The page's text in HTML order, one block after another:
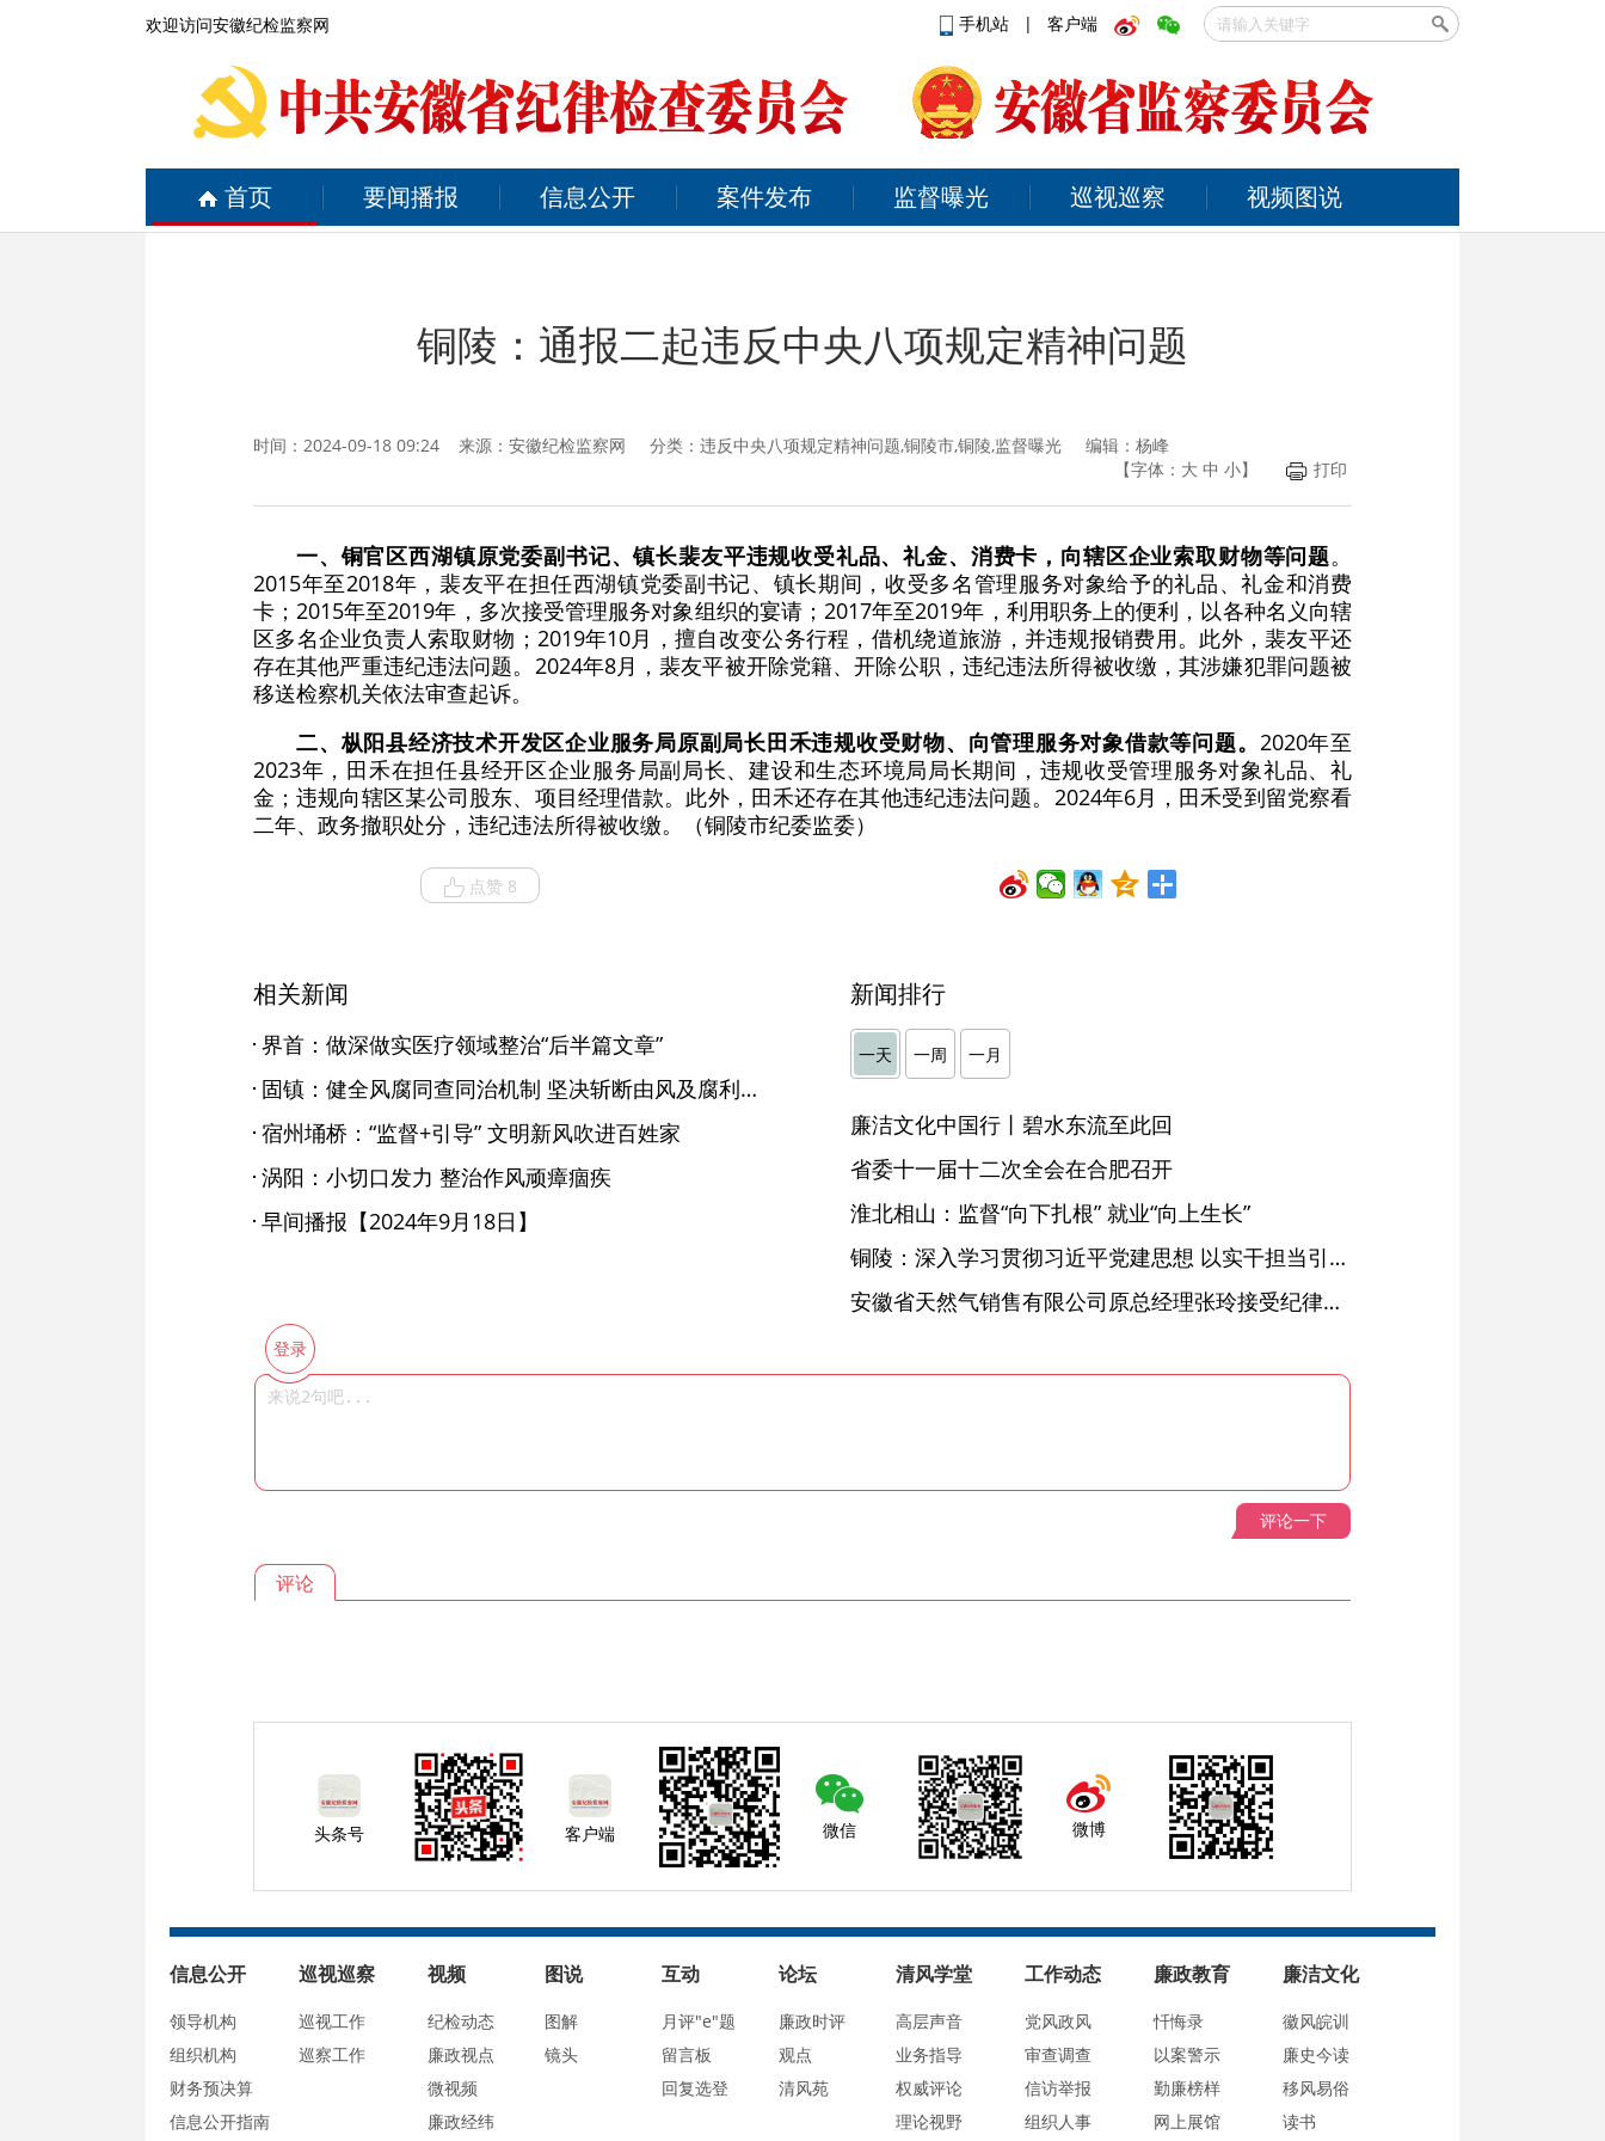
欢迎访问安徽纪检监察网 手机站 | 客户端
首页 要闻播报 信息公开 案件发布 监督曝光 巡视巡察 视频图说
铜陵：通报二起违反中央八项规定精神问题
时间：2024-09-18 09:24 来源： 安徽纪检监察网 分类：违反中央八项规定精神问题,铜陵市,铜陵,监督曝光 编辑：杨峰
【字体： 大 中 小】 打印
一、铜官区西湖镇原党委副书记、镇长裴友平违规收受礼品、礼金、消费卡，向辖区企业索取财物等问题。
2015年至2018年，裴友平在担任西湖镇党委副书记、镇长期间，收受多名管理服务对象给予的礼品、礼金和消费
卡；2015年至2019年，多次接受管理服务对象组织的宴请；2017年至2019年，利用职务上的便利，以各种名义向辖
区多名企业负责人索取财物；2019年10月，擅自改变公务行程，借机绕道旅游，并违规报销费用。此外，裴友平还
存在其他严重违纪违法问题。2024年8月，裴友平被开除党籍、开除公职，违纪违法所得被收缴，其涉嫌犯罪问题被
移送检察机关依法审查起诉。
二、枞阳县经济技术开发区企业服务局原副局长田禾违规收受财物、向管理服务对象借款等问题。 2020年至
2023年，田禾在担任县经开区企业服务局副局长、建设和生态环境局局长期间，违规收受管理服务对象礼品、礼
金；违规向辖区某公司股东、项目经理借款。此外，田禾还存在其他违纪违法问题。2024年6月，田禾受到留党察看
二年、政务撤职处分，违纪违法所得被收缴。（铜陵市纪委监委）
点赞 8
相关新闻
界首：做深做实医疗领域整治“后半篇文章”
固镇：健全风腐同查同治机制 坚决斩断由风及腐利益链
宿州埇桥：“监督+引导” 文明新风吹进百姓家
涡阳：小切口发力 整治作风顽瘴痼疾
早间播报【2024年9月18日】
新闻排行
一天 一周 一月
廉洁文化中国行丨碧水东流至此回
省委十一届十二次全会在合肥召开
淮北相山：监督“向下扎根” 就业“向上生长”
铜陵：深入学习贯彻习近平党建思想 以实干担当引领纪检监察工作高质量发展
安徽省天然气销售有限公司原总经理张玲接受纪律审查和监察调查
登录
评论一下
评论
头条号 客户端 微信 微博
信息公开
领导机构
组织机构
财务预决算
信息公开指南
巡视巡察
巡视工作
巡察工作
视频
纪检动态
廉政视点
微视频
廉政经纬
图说
图解
镜头
互动
月评"e"题
留言板
回复选登
论坛
廉政时评
观点
清风苑
清风学堂
高层声音
业务指导
权威评论
理论视野
工作动态
党风政风
审查调查
信访举报
组织人事
廉政教育
忏悔录
以案警示
勤廉榜样
网上展馆
廉洁文化
徽风皖训
廉史今读
移风易俗
读书